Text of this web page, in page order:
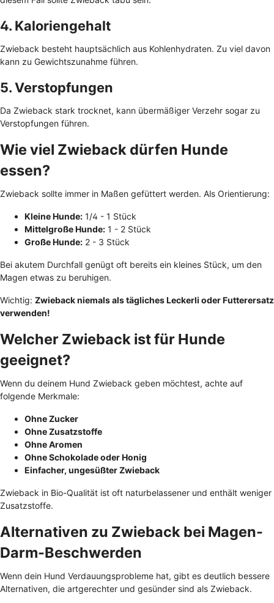
4. Kaloriengehalt
Zwieback besteht hauptsächlich aus Kohlenhydraten. Zu viel davon
kann zu Gewichtszunahme führen.
5. Verstopfungen
Da Zwieback stark trocknet, kann übermäßiger Verzehr sogar zu
Verstopfungen führen.
Wie viel Zwieback dürfen Hunde
essen?
Zwieback sollte immer in Maßen gefüttert werden. Als Orientierung:
Kleine Hunde: 1/4 - 1 Stück
Mittelgroße Hunde: 1 - 2 Stück
Große Hunde: 2 - 3 Stück
Bei akutem Durchfall genügt oft bereits ein kleines Stück, um den
Magen etwas zu beruhigen.
Wichtig: Zwieback niemals als tägliches Leckerli oder Futterersatz
verwenden!
Welcher Zwieback ist für Hunde
geeignet?
Wenn du deinem Hund Zwieback geben möchtest, achte auf
folgende Merkmale:
Ohne Zucker
Ohne Zusatzstoffe
Ohne Aromen
Ohne Schokolade oder Honig
Einfacher, ungesüßter Zwieback
Zwieback in Bio-Qualität ist oft naturbelassener und enthält weniger
Zusatzstoffe.
Alternativen zu Zwieback bei Magen-
Darm-Beschwerden
Wenn dein Hund Verdauungsprobleme hat, gibt es deutlich bessere
Alternativen, die artgerechter und gesünder sind als Zwieback.